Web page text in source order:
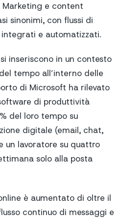
e content
sinonimi, con flussi di
integrati e automatizzati.
inseriscono in un contesto
tempo all’interno delle
di Microsoft ha rilevato
di produttività
del loro tempo su
digitale (email, chat,
un lavoratore su quattro
solo alla posta
è aumentato di oltre il
continuo di messaggi e